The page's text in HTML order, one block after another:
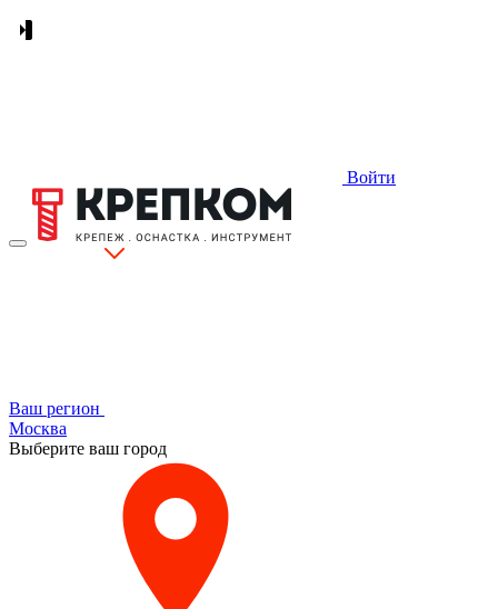
Войти
Ваш регион
Москва
Выберите ваш город